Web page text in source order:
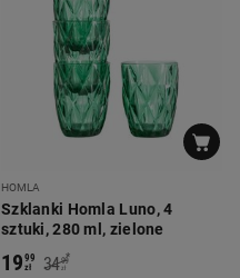
HOMLA
Szklanki Homla Luno, 4
sztuki, 280 ml, zielone
1999
zł 34 99
zł
*